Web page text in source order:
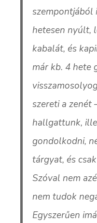
szempontjából
hetesen nyúlt,
kabalát, és
már kb. 4 hete
szereti a zenét
hallgattunk,
gondolkodni,
tárgyat, és
Szóval nem
nem tudok
Egyszerűen